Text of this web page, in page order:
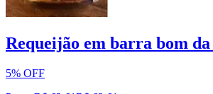
Requeijão em barra bom da
5% OFF